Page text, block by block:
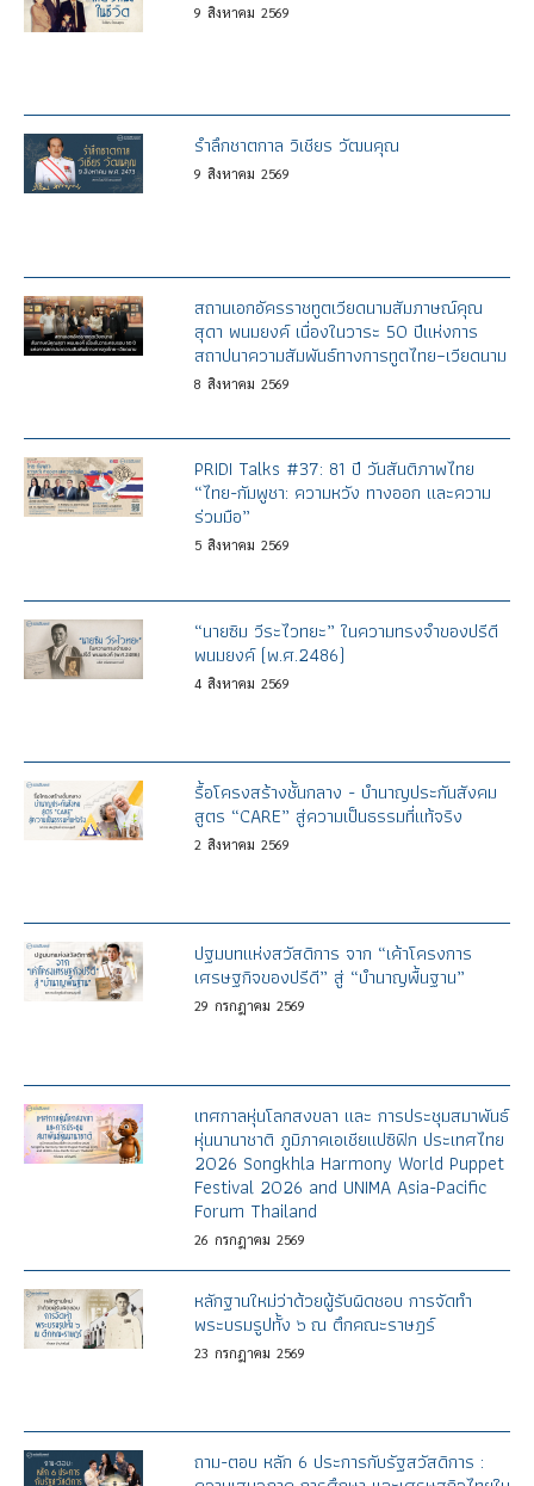
9 สิงหาคม 2569
รำลึกชาตกาล วิเชียร วัฒนคุณ
9 สิงหาคม 2569
สถานเอกอัครราชทูตเวียดนามสัมภาษณ์คุณ
สุดา พนมยงค์ เนื่องในวาระ 50 ปีแห่งการ
สถาปนาความสัมพันธ์ทางการทูตไทย–เวียดนาม
8 สิงหาคม 2569
PRIDI Talks #37: 81 ปี วันสันติภาพไทย
“ไทย-กัมพูชา: ความหวัง ทางออก และความ
ร่วมมือ”
5 สิงหาคม 2569
“นายซิม วีระไวทยะ” ในความทรงจำของปรีดี
พนมยงค์ (พ.ศ.2486)
4 สิงหาคม 2569
รื้อโครงสร้างชั้นกลาง - บำนาญประกันสังคม
สูตร “CARE” สู่ความเป็นธรรมที่แท้จริง
2 สิงหาคม 2569
ปฐมบทแห่งสวัสดิการ จาก “เค้าโครงการ
เศรษฐกิจของปรีดี” สู่ “บำนาญพื้นฐาน”
29 กรกฎาคม 2569
เทศกาลหุ่นโลกสงขลา และ การประชุมสมาพันธ์
หุ่นนานาชาติ ภูมิภาคเอเชียแปซิฟิก ประเทศไทย
2026 Songkhla Harmony World Puppet
Festival 2026 and UNIMA Asia-Pacific
Forum Thailand
26 กรกฎาคม 2569
หลักฐานใหม่ว่าด้วยผู้รับผิดชอบ การจัดทำ
พระบรมรูปทั้ง ๖ ณ ตึกคณะราษฎร์
23 กรกฎาคม 2569
ถาม-ตอบ หลัก 6 ประการกับรัฐสวัสดิการ :